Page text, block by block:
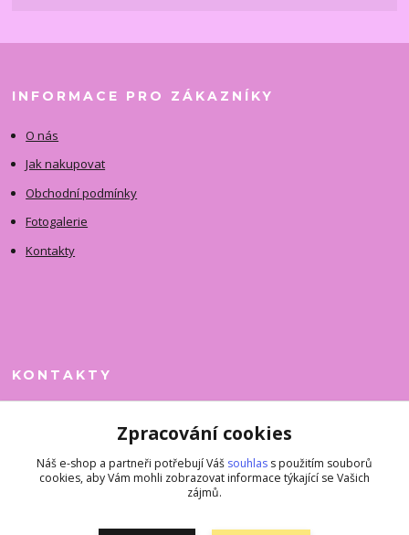
INFORMACE PRO ZÁKAZNÍKY
O nás
Jak nakupovat
Obchodní podmínky
Fotogalerie
Kontakty
KONTAKTY
+420 731 390 323
superkousky@jetovmode.cz
Zpracování cookies
Náš e-shop a partneři potřebují Váš souhlas s použitím souborů
cookies, aby Vám mohli zobrazovat informace týkající se Vašich
zájmů.